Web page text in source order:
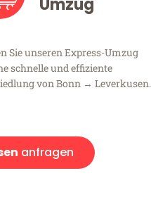
Sie unseren Express-Umzug
schnelle und effiziente
von Bonn → Leverkusen.
anfragen